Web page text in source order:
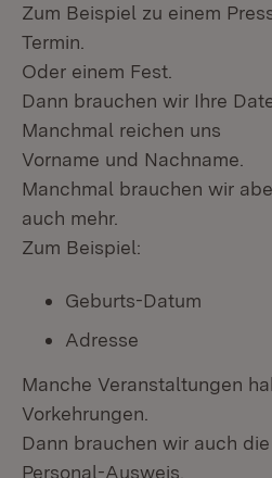
Zum Beispiel zu einem
Termin.
Oder einem Fest.
Dann brauchen wir Ihre
Manchmal reichen uns
Vorname und Nachname.
Manchmal brauchen wir
auch mehr.
Zum Beispiel:
Geburts-Datum
Adresse
Manche Veranstaltungen
Vorkehrungen.
Dann brauchen wir auch
Personal-Ausweis.